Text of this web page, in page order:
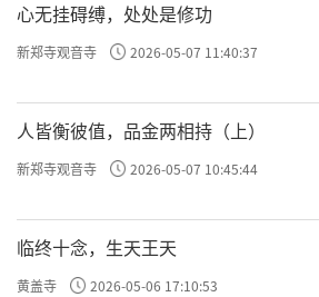
心无挂碍缚，处处是修功
新郑寺观音寺 2026-05-07 11:40:37
人皆衡彼值，品金两相持（上）
新郑寺观音寺 2026-05-07 10:45:44
临终十念，生天王天
黄盖寺 2026-05-06 17:10:53